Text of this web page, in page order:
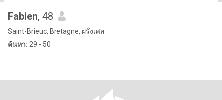
Fabien, 48
Saint-Brieuc, Bretagne, ฝรั่งเศส
ค้นหา: 29 - 50